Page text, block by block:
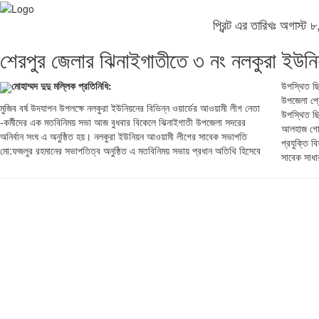
প্রিন্ট এর তারিখঃ
শেরপুর জেলার ঝিনাইগাতীতে ৩ নং নলকুরা
মোহাম্মদ দুদু মল্লিক প্রতিনিধি:
মুজিব বর্ষ উদযাপন উপলক্ষে নলকুরা ইউনিয়নের বিভিন্ন ওয়ার্ডের আওয়ামী লীগ নেতা
-কর্মীদের এক মতবিনিময় সভা আজ বুধবার বিকেলে ঝিনাইগাতী উপজেলা সদরের
অনির্বান সংঘ এ অনুষ্ঠিত হয়। নলকুরা ইউনিয়ন আওয়ামী লীগের সাবেক সভাপতি
মো:ফজলুর রহমানের সভাপতিত্ব অনুষ্ঠিত এ মতবিনিময় সভায় প্রধান অতিথি হিসেবে
উপস্থিত
উপজেলা
উপস্থিত
আলহাজ
প্রযুক্তি
সাবেক
ইসলাম,